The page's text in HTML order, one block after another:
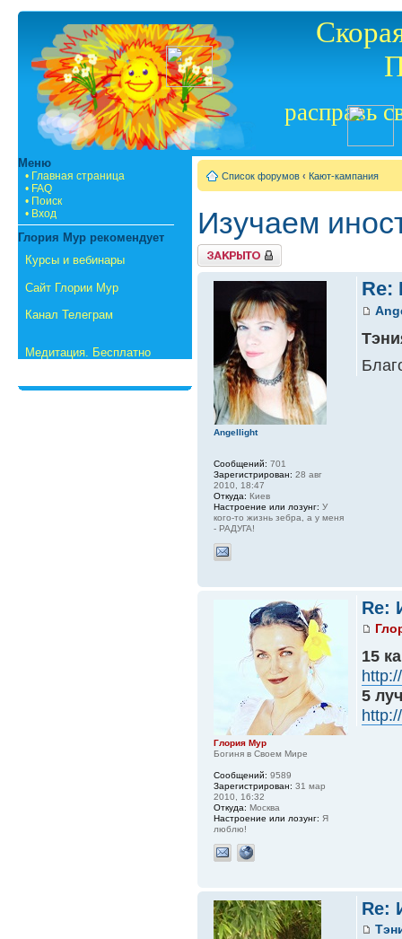
расправь
Меню
• Главная страница
• FAQ
• Поиск
• Вход
Глория Мур рекомендует
Курсы и вебинары
Сайт Глории Мур
Канал Телеграм
Медитация. Бесплатно
Список форумов ‹ Кают-кампания
Изучаем
{
TOPIC_LOCKED_SHORT
}
Re:
Angellight
Сообщений: 701
Зарегистрирован: 28 авг
2010, 18:47
Откуда: Киев
Настроение или лозунг: У
кого-то жизнь зебра, а у меня
- РАДУГА!
Re:
15
5
Глория Мур
Богиня в Своем Мире
Сообщений: 9589
Зарегистрирован: 31 мар
2010, 16:32
Откуда: Москва
Настроение или лозунг: Я
люблю!
Re: